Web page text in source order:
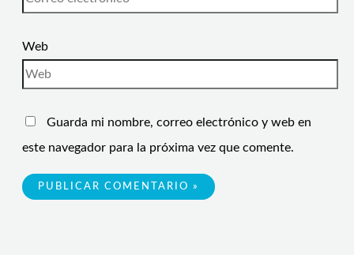
Web
Guarda mi nombre, correo electrónico y web en
este navegador para la próxima vez que comente.